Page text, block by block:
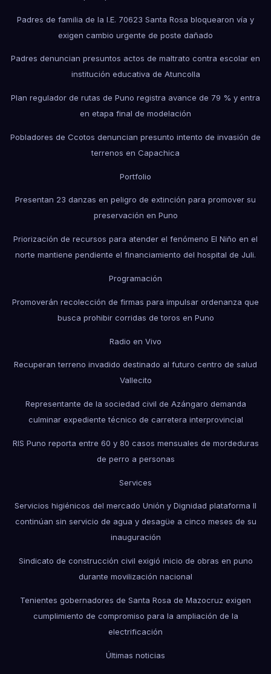
Padres de familia de la I.E. 70623 Santa Rosa bloquearon vía y
exigen cambio urgente de poste dañado
Padres denuncian presuntos actos de maltrato contra escolar en
institución educativa de Atuncolla
Plan regulador de rutas de Puno registra avance de 79 % y entra
en etapa final de modelación
Pobladores de Ccotos denuncian presunto intento de invasión de
terrenos en Capachica
Portfolio
Presentan 23 danzas en peligro de extinción para promover su
preservación en Puno
Priorización de recursos para atender el fenómeno El Niño en el
norte mantiene pendiente el financiamiento del hospital de Juli.
Programación
Promoverán recolección de firmas para impulsar ordenanza que
busca prohibir corridas de toros en Puno
Radio en Vivo
Recuperan terreno invadido destinado al futuro centro de salud
Vallecito
Representante de la sociedad civil de Azángaro demanda
culminar expediente técnico de carretera interprovincial
RIS Puno reporta entre 60 y 80 casos mensuales de mordeduras
de perro a personas
Services
Servicios higiénicos del mercado Unión y Dignidad plataforma II
continúan sin servicio de agua y desagüe a cinco meses de su
inauguración
Sindicato de construcción civil exigió inicio de obras en puno
durante movilización nacional
Tenientes gobernadores de Santa Rosa de Mazocruz exigen
cumplimiento de compromiso para la ampliación de la
electrificación
Últimas noticias